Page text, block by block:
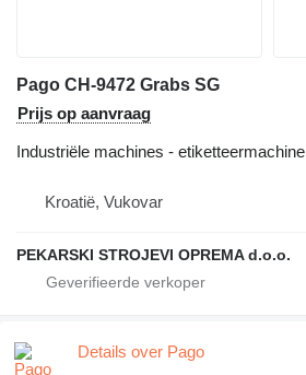
Pago CH-9472 Grabs SG
Prijs op aanvraag
Industriële machines - etiketteermachine
Kroatië, Vukovar
PEKARSKI STROJEVI OPREMA d.o.o.
Details over Pago